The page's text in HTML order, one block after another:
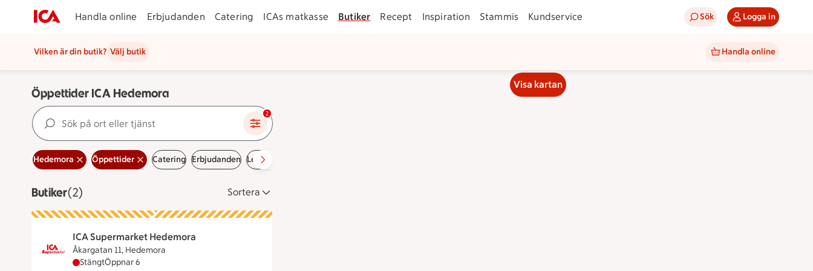
Handla online Erbjudanden Catering ICAs matkasse Butiker Recept Inspiration Stammis Kundservice Sök Logga in
Vilken är din butik? Välj butik Handla online
Öppettider ICA Hedemora
Sök på ort eller tjänst 2
Hedemora Öppettider Catering Erbjudanden Lediga jobb
ButikerVisar 2 stycken
(2) Sortera
ICA Supermarket Hedemora
Åkargatan 11, Hedemora
ICA Supermarket Hedemora har stängt, öppnar klockan 6
StängtÖppnar 6
Visa kartan